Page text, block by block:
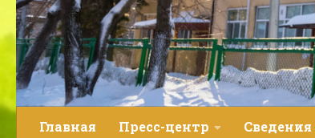
Главная Пресс-центр